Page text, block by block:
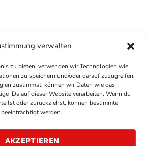
verwalten
zu bieten, verwenden wir Technologien wie
zu speichern und/oder darauf zuzugreifen.
zustimmst, können wir Daten wie das
IDs auf dieser Website verarbeiten. Wenn du
oder zurückziehst, können bestimmte
werden.
AKZEPTIEREN
BAD KREUZNACH